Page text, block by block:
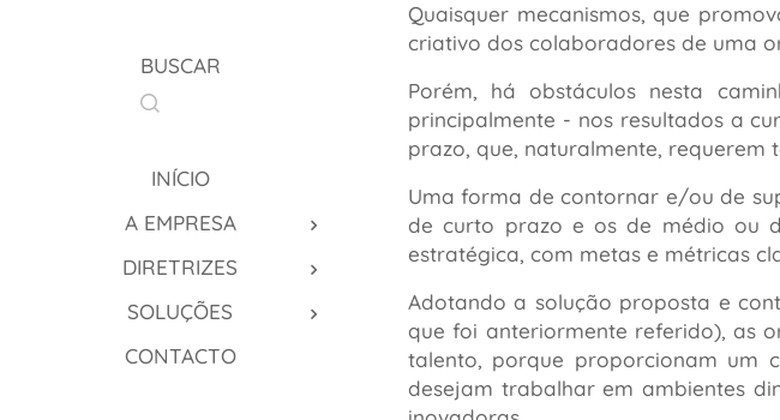
BUSCAR
INÍCIO
A EMPRESA
DIRETRIZES
SOLUÇÕES
CONTACTO
Quaisquer mecanismos, que
criativo dos colaboradores de uma
Porém, há obstáculos nesta
principalmente - nos resultados a
prazo, que, naturalmente, requerem
Uma forma de contornar e/ou de
de curto prazo e os de médio ou
estratégica, com metas e métricas
Adotando a solução proposta e
que foi anteriormente referido), as
talento, porque proporcionam um
desejam trabalhar em ambientes